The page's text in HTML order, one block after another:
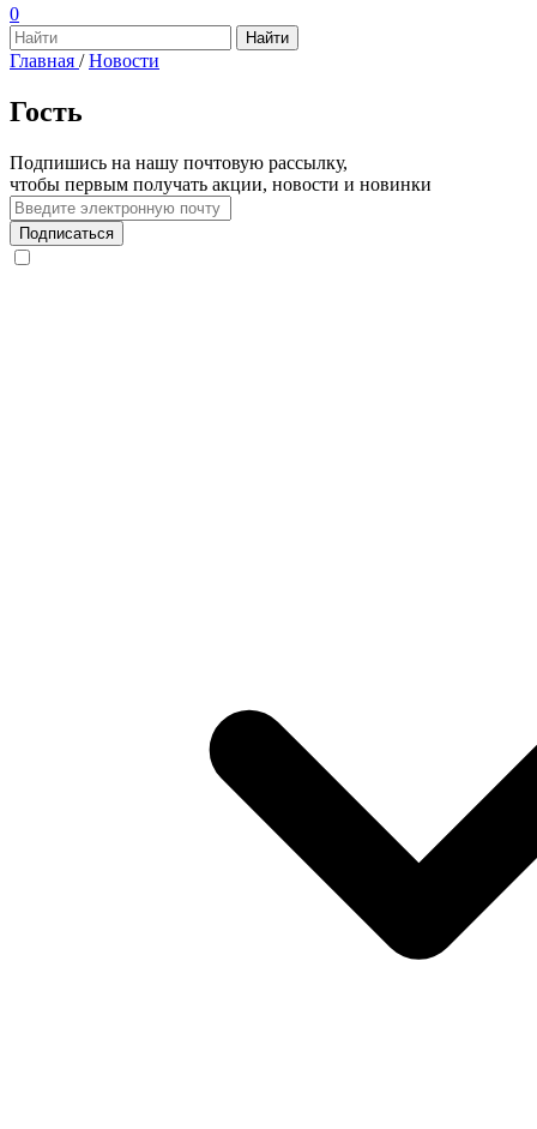
0
Главная / Новости
Гость
Подпишись на нашу почтовую рассылку,
чтобы первым получать акции, новости и новинки
Подписаться